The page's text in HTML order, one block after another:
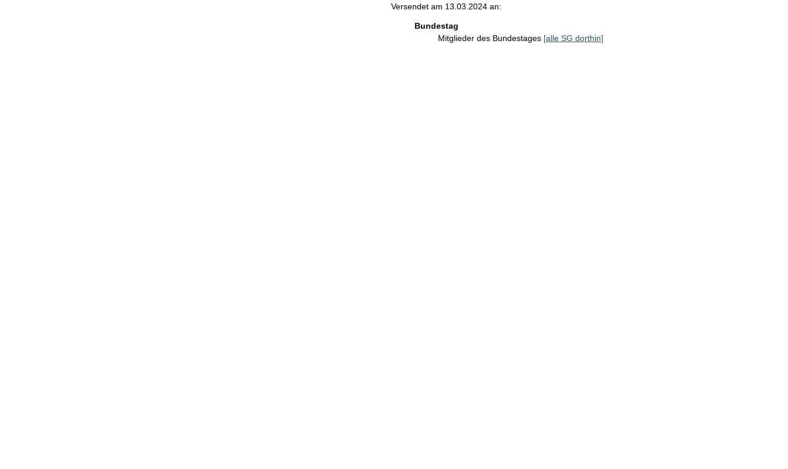
Versendet am 13.03.2024 an:
Bundestag
Mitglieder des Bundestages [alle SG dorthin]